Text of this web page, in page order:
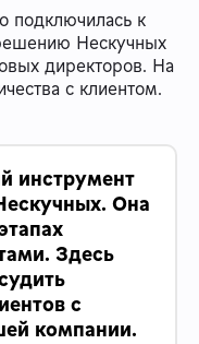
подключилась к
Нескучных
директоров. На
с клиентом.
инструмент
Она
Здесь
с
компании.